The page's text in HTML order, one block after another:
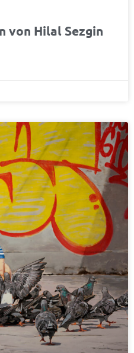
von Hilal Sezgin